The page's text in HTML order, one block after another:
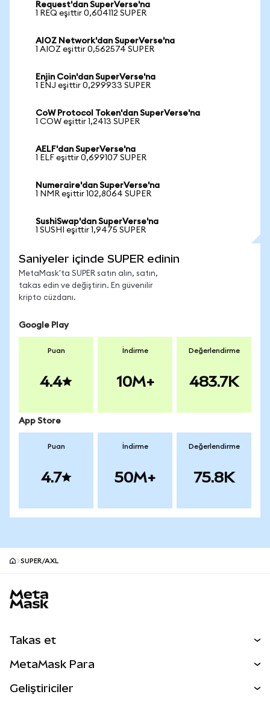
Request'dan SuperVerse'na
1 REQ eşittir 0,604112 SUPER
AIOZ Network'dan SuperVerse'na
1 AIOZ eşittir 0,562574 SUPER
Enjin Coin'dan SuperVerse'na
1 ENJ eşittir 0,299933 SUPER
CoW Protocol Token'dan SuperVerse'na
1 COW eşittir 1,2413 SUPER
AELF'dan SuperVerse'na
1 ELF eşittir 0,699107 SUPER
Numeraire'dan SuperVerse'na
1 NMR eşittir 102,8064 SUPER
SushiSwap'dan SuperVerse'na
1 SUSHI eşittir 1,9475 SUPER
Saniyeler içinde SUPER edinin
MetaMask'ta SUPER satın alın, satın,
takas edin ve değiştirin. En güvenilir
kripto cüzdanı.
Google Play
Puan
4.4
İndirme
10M+
Değerlendirme
483.7K
App Store
Puan
4.7
İndirme
50M+
Değerlendirme
75.8K
SUPER/AXL
Takas et
Perps
MetaMask Para
Geliştiriciler